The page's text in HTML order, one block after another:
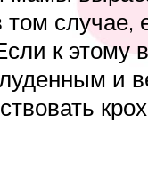
случае,
к этому
и